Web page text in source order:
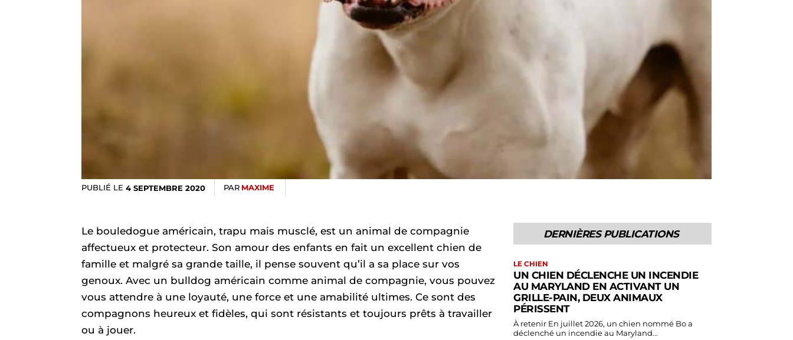
PUBLIÉ LE 4 SEPTEMBRE 2020 PAR MAXIME
Le bouledogue américain, trapu mais musclé, est un animal de compagnie
affectueux et protecteur. Son amour des enfants en fait un excellent chien de
famille et malgré sa grande taille, il pense souvent qu’il a sa place sur vos
genoux. Avec un bulldog américain comme animal de compagnie, vous pouvez
vous attendre à une loyauté, une force et une amabilité ultimes. Ce sont des
compagnons heureux et fidèles, qui sont résistants et toujours prêts à travailler
ou à jouer.
DERNIÈRES PUBLICATIONS
LE CHIEN
UN CHIEN DÉCLENCHE UN INCENDIE
AU MARYLAND EN ACTIVANT UN
GRILLE-PAIN, DEUX ANIMAUX
PÉRISSENT
À retenir En juillet 2026, un chien nommé Bo a
déclenché un incendie au Maryland...